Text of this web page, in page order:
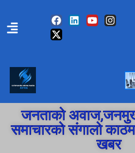
जनताको
समाचारको संगालो
खबर